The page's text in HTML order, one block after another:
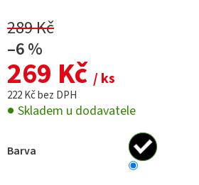
289 Kč
–6 %
269 Kč / ks
222 Kč bez DPH
Skladem u dodavatele
Barva